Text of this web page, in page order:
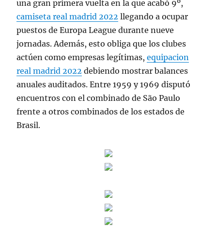
una gran primera vuelta en la que acabó 9º,
camiseta real madrid 2022 llegando a ocupar
puestos de Europa League durante nueve
jornadas. Además, esto obliga que los clubes
actúen como empresas legítimas,equipacion
real madrid 2022 debiendo mostrar balances
anuales auditados. Entre 1959 y 1969 disputó
encuentros con el combinado de São Paulo
frente a otros combinados de los estados de
Brasil.